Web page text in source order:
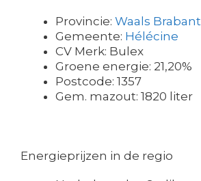
Provincie: Waals Brabant
Gemeente: Hélécine
CV Merk: Bulex
Groene energie: 21,20%
Postcode: 1357
Gem. mazout: 1820 liter
Energieprijzen in de regio